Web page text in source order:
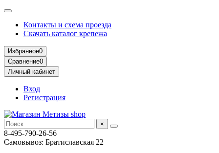
Контакты и схема проезда
Скачать каталог крепежа
Избранное0
Сравнение0
Личный кабинет
Вход
Регистрация
×
8-495-790-26-56
Самовывоз: Братиславская 22